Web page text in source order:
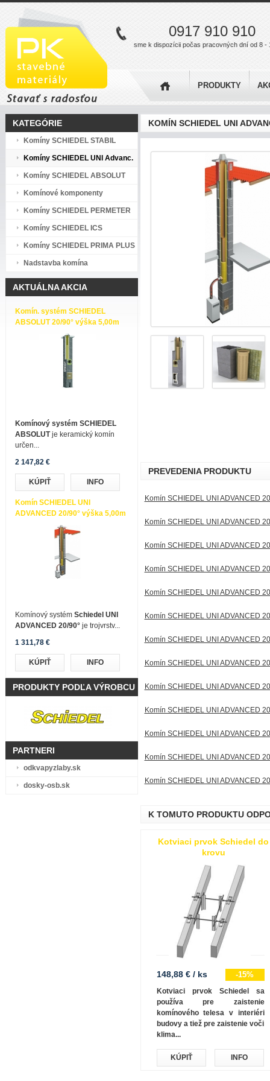
0917 910 910
sme k dispozícii počas pracovných dní od 8 -
PRODUKTY
KATEGÓRIE
Komíny SCHIEDEL STABIL
Komíny SCHIEDEL UNI Advanc.
Komíny SCHIEDEL ABSOLUT
Komínové komponenty
Komíny SCHIEDEL PERMETER
Komíny SCHIEDEL ICS
Komíny SCHIEDEL PRIMA PLUS
Nadstavba komína
AKTUÁLNA AKCIA
Komín. systém SCHIEDEL
ABSOLUT 20/90° výška 5,00m
Komínový systém SCHIEDEL
ABSOLUTje keramický komín
určen...
2 147,82 €
KÚPIŤ INFO
Komín SCHIEDEL UNI
ADVANCED 20/90° výška 5,00m
Komínový systém Schiedel UNI
ADVANCED 20/90°je trojvrstv...
1 311,78 €
KÚPIŤ INFO
PRODUKTY PODĽA VÝROBCU
PARTNERI
odkvapyzlaby.sk
dosky-osb.sk
KOMÍN SCHIEDEL UNI
PREVEDENIA PRODUKTU
Komín SCHIEDEL UNI ADVANCED
Komín SCHIEDEL UNI ADVANCED
Komín SCHIEDEL UNI ADVANCED
Komín SCHIEDEL UNI ADVANCED
Komín SCHIEDEL UNI ADVANCED
Komín SCHIEDEL UNI ADVANCED
Komín SCHIEDEL UNI ADVANCED
Komín SCHIEDEL UNI ADVANCED
Komín SCHIEDEL UNI ADVANCED
Komín SCHIEDEL UNI ADVANCED
Komín SCHIEDEL UNI ADVANCED
Komín SCHIEDEL UNI ADVANCED
Komín SCHIEDEL UNI ADVANCED
K TOMUTO PRODUKTU
Kotviaci prvok Schiedel do
krovu
148,88 € / ks -15%
Kotviaci prvok Schiedel sa
používa pre zaistenie
komínového telesa v interiéri
budovy a tiež pre zaistenie voči
klima...
KÚPIŤ INFO